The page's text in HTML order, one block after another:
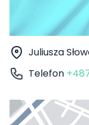
Juliusza
Telefon